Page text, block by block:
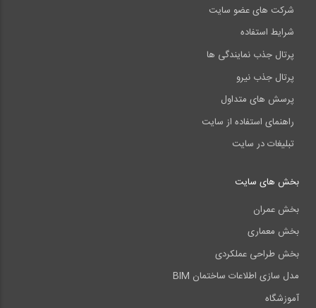
شرکت های عضو سایت
شرایط استفاده
پرتال جذب نمایندگی ها
پرتال جذب نیرو
پرسش های متداول
راهنمای استفاده از سایت
تبلیغات در سایت
بخش های سایت
بخش عمران
بخش معماری
بخش طراحی عملکردی
مدل سازی اطلاعات ساختمان BIM
آموزشگاه